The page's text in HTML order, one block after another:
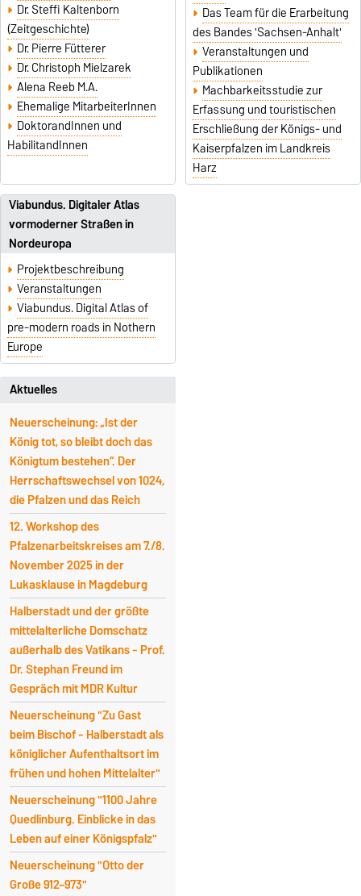
Dr. Steffi Kaltenborn
(Zeitgeschichte)
Dr. Pierre Fütterer
Dr. Christoph Mielzarek
Alena Reeb M.A.
Ehemalige MitarbeiterInnen
DoktorandInnen und
HabilitandInnen
Das Team für die Erarbeitung
des Bandes 'Sachsen-Anhalt'
Veranstaltungen und
Publikationen
Machbarkeitsstudie zur
Erfassung und touristischen
Erschließung der Königs- und
Kaiserpfalzen im Landkreis
Harz
Viabundus. Digitaler Atlas
vormoderner Straßen in
Nordeuropa
Projektbeschreibung
Veranstaltungen
Viabundus. Digital Atlas of
pre-modern roads in Nothern
Europe
Aktuelles
Neuerscheinung: „Ist der
König tot, so bleibt doch das
Königtum bestehen“. Der
Herrschaftswechsel von 1024,
die Pfalzen und das Reich
12. Workshop des
Pfalzenarbeitskreises am 7./8.
November 2025 in der
Lukasklause in Magdeburg
Halberstadt und der größte
mittelalterliche Domschatz
außerhalb des Vatikans - Prof.
Dr. Stephan Freund im
Gespräch mit MDR Kultur
Neuerscheinung "Zu Gast
beim Bischof - Halberstadt als
königlicher Aufenthaltsort im
frühen und hohen Mittelalter"
Neuerscheinung "1100 Jahre
Quedlinburg. Einblicke in das
Leben auf einer Königspfalz"
Neuerscheinung "Otto der
Große 912–973"